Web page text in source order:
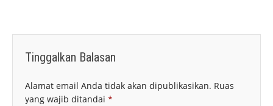
Tinggalkan Balasan
Alamat email Anda tidak akan dipublikasikan. Ruas
yang wajib ditandai *